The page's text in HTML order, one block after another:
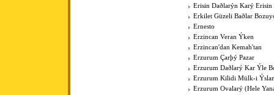
Erisin Daðlarýn Karý Erisin
Erkilet Güzeli Baðlar
Ernesto
Erzincan Veran Ýken
Erzincan'dan Kemah'tan
Erzurum Çarþý Pazar
Erzurum Daðlarý Kar Ýle
Erzurum Kilidi Mülk-i
Erzurum Ovalarý (Hele